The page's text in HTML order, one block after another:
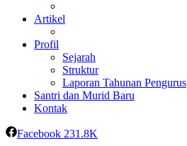
Artikel
Profil
Sejarah
Struktur
Laporan Tahunan Pengurus
Santri dan Murid Baru
Kontak
Facebook 231.8K